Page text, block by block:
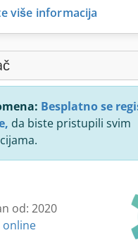
više informacija
Besplatno se
da biste pristupili svim
od: 2020
online